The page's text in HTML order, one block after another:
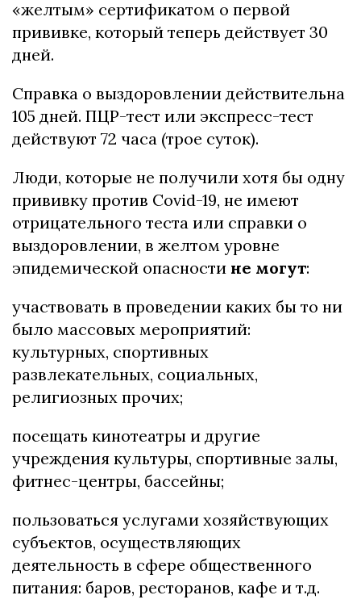
«желтым» сертификатом о первой
прививке, который теперь действует 30
дней.
Справка о выздоровлении действительна
105 дней. ПЦР-тест или экспресс-тест
действуют 72 часа (трое суток).
Люди, которые не получили хотя бы одну
прививку против Covid-19, не имеют
отрицательного теста или справки о
выздоровлении, в желтом уровне
эпидемической опасности не могут:
участвовать в проведении каких бы то ни
было массовых мероприятий:
культурных, спортивных
развлекательных, социальных,
религиозных прочих;
посещать кинотеатры и другие
учреждения культуры, спортивные залы,
фитнес-центры, бассейны;
пользоваться услугами хозяйствующих
субъектов, осуществляющих
деятельность в сфере общественного
питания: баров, ресторанов, кафе и т.д.